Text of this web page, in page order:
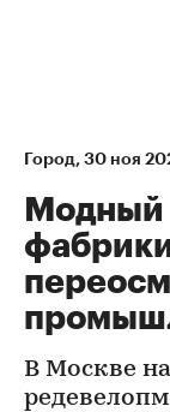
Город⁠, 30 ноя
Модный
В Москве